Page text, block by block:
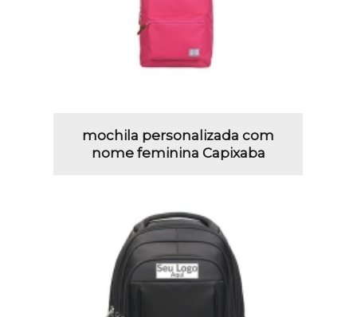
mochila personalizada com
nome feminina Capixaba